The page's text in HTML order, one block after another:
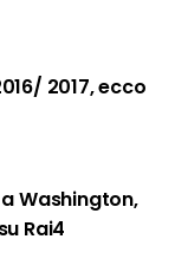
2017, ecco
Washington,
Rai4